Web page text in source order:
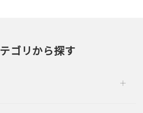
ゴリから探す